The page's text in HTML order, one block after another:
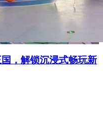
，解锁沉浸式畅玩新